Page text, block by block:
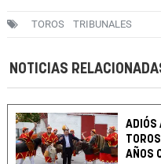
TOROS TRIBUNALES
NOTICIAS
ADIÓS
AÑOS